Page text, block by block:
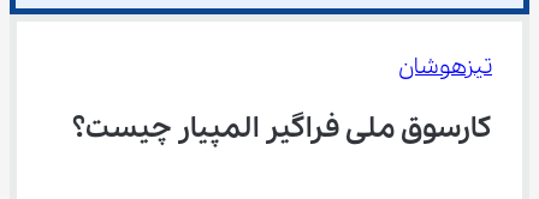
تیزهوشان
کارسوق ملی فراگیر المپیار چیست؟